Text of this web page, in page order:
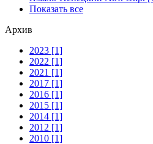
Показать все
Архив
2023 [1]
2022 [1]
2021 [1]
2017 [1]
2016 [1]
2015 [1]
2014 [1]
2012 [1]
2010 [1]